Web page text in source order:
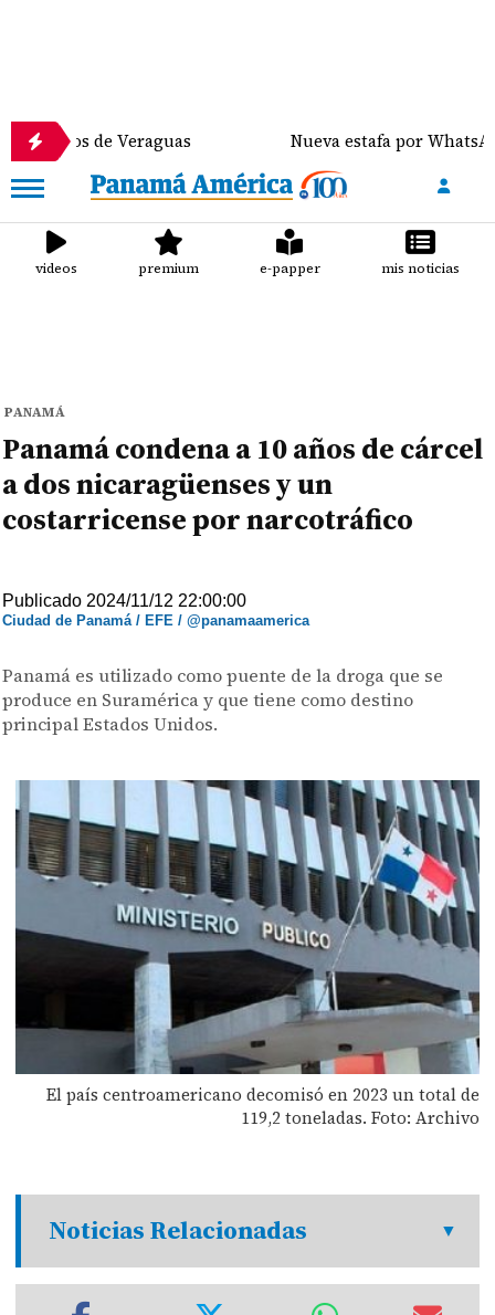
de Veraguas Nueva estafa por WhatsApp
videos premium e-papper mis noticias
PANAMÁ
Panamá condena a 10 años de cárcel
a dos nicaragüenses y un
costarricense por narcotráfico
Publicado 2024/11/12 22:00:00
Ciudad de Panamá / EFE / @panamaamerica
Panamá es utilizado como puente de la droga que se
produce en Suramérica y que tiene como destino
principal Estados Unidos.
El país centroamericano decomisó en 2023 un total de
119,2 toneladas. Foto: Archivo
Noticias Relacionadas